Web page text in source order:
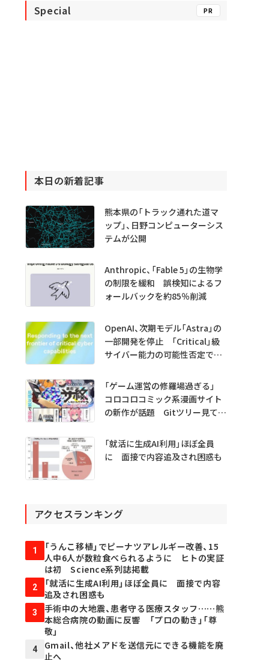
Special PR
本日の新着記事
熊本県の「トラック通れた道マ
ップ」、日野コンピューターシス
テムが公開
Anthropic、「Fable 5」の生物学
の制限を緩和 誤検知によるフ
ォールバックを約85％削減
OpenAI、次期モデル「Astra」の
一部開発を停止 「Critical」級
サイバー能力の可能性否定でき
「ゲーム運営の修羅場過ぎる」
コロコロコミック系漫画サイト
の新作が話題 Gitツリー見てガ
「就活に生成AI利用」ほぼ全員
に 面接で内容追及され困惑も
アクセスランキング
1
「うんこ移植」でピーナツアレルギー改善、15
人中6人が数粒食べられるように ヒトの実証
は初 Science系列誌掲載
2
「就活に生成AI利用」ほぼ全員に 面接で内容
追及され困惑も
3
手術中の大地震、患者守る医療スタッフ……熊
本総合病院の動画に反響 「プロの動き」「尊
敬」
4
Gmail、他社メアドを送信元にできる機能を廃
止へ